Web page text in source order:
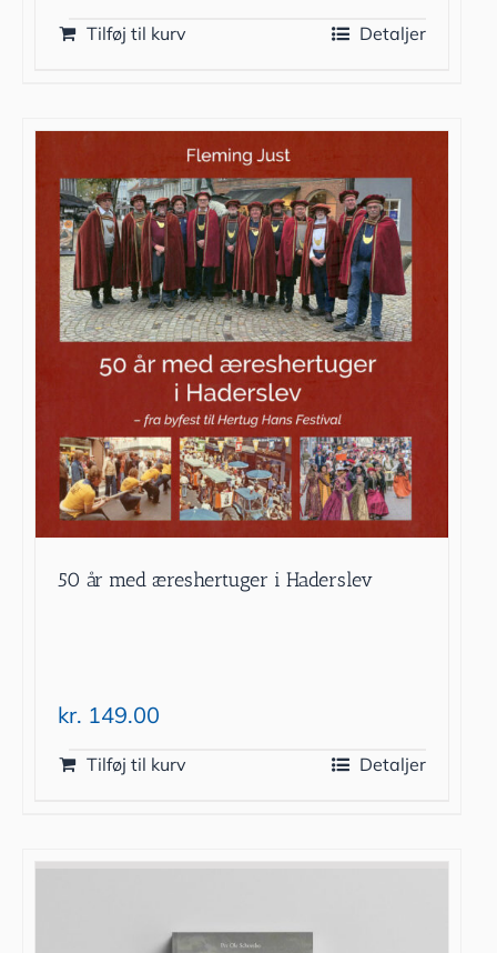
5.00
ud af 5
Tilføj til kurv Detaljer
50 år med æreshertuger i Haderslev
kr. 149.00
Tilføj til kurv Detaljer